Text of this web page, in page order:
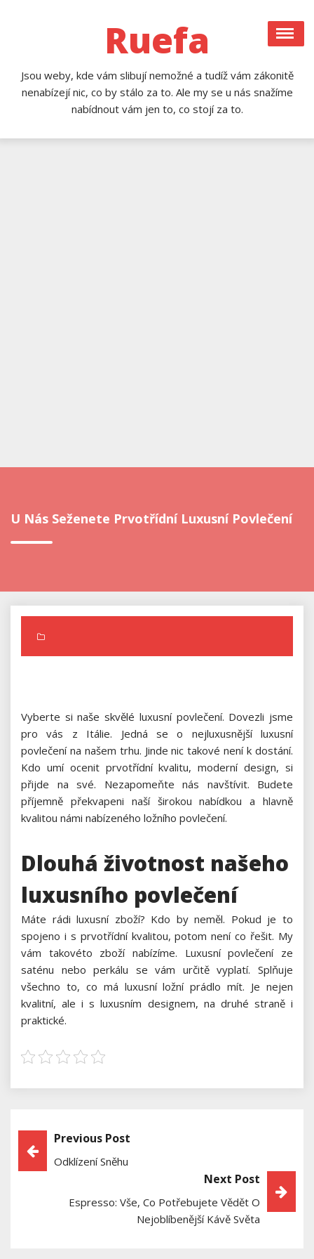
Ruefa
Jsou weby, kde vám slibují nemožné a tudíž vám zákonitě
nenabízejí nic, co by stálo za to. Ale my se u nás snažíme
nabídnout vám jen to, co stojí za to.
U Nás Seženete Prvotřídní Luxusní Povlečení
Vyberte si naše skvělé luxusní povlečení. Dovezli jsme
pro vás z Itálie. Jedná se o nejluxusnější luxusní
povlečení na našem trhu. Jinde nic takové není k dostání.
Kdo umí ocenit prvotřídní kvalitu, moderní design, si
přijde na své. Nezapomeňte nás navštívit. Budete
příjemně překvapeni naší širokou nabídkou a hlavně
kvalitou námi nabízeného ložního povlečení.
Dlouhá životnost našeho
luxusního povlečení
Máte rádi luxusní zboží? Kdo by neměl. Pokud je to
spojeno i s prvotřídní kvalitou, potom není co řešit. My
vám takovéto zboží nabízíme. Luxusní povlečení ze
saténu nebo perkálu se vám určitě vyplatí. Splňuje
všechno to, co má luxusní ložní prádlo mít. Je nejen
kvalitní, ale i s luxusním designem, na druhé straně i
praktické.
Navigace
Pro
Příspěvek
Previous Post
Odklízení Sněhu
Next Post
Espresso: Vše, Co Potřebujete Vědět O
Nejoblíbenější Kávě Světa